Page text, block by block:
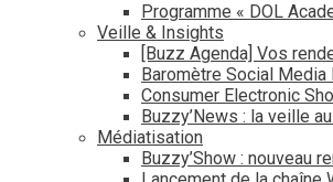
Programme « DOL
Veille & Insights
[Buzz Agenda] Vos
Baromètre Social Media
Consumer Electronic
Buzzy’News : la veille
Médiatisation
Buzzy’Show : nouveau